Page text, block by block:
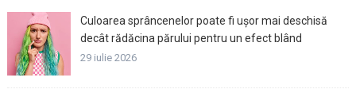
Culoarea sprâncenelor poate fi ușor mai deschisă
decât rădăcina părului pentru un efect blând
29 iulie 2026